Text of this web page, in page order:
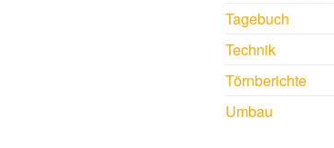
Tagebuch
Technik
Törnberichte
Umbau